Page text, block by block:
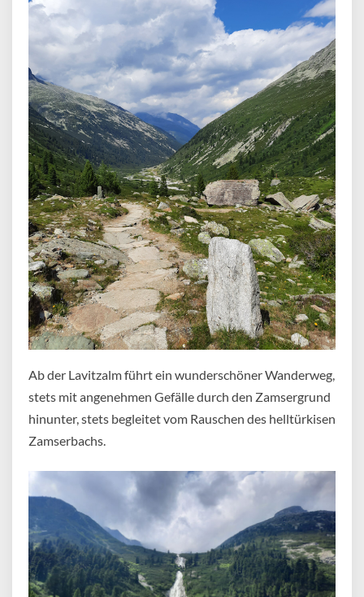
Ab der Lavitzalm führt ein wunderschöner Wanderweg,
stets mit angenehmen Gefälle durch den Zamsergrund
hinunter, stets begleitet vom Rauschen des helltürkisen
Zamserbachs.